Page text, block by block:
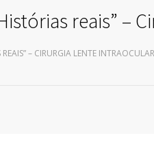
reais” –
– CIRURGIA LENTE INTRAOCULAR